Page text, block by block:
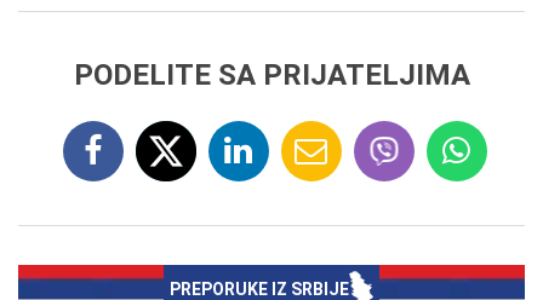
PODELITE SA PRIJATELJIMA
PREPORUKE IZ SRBIJE